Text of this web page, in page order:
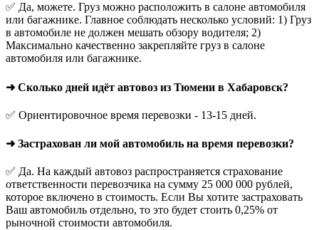
✅ Да, можете. Груз можно расположить в салоне автомобиля
или багажнике. Главное соблюдать несколько условий: 1) Груз
в автомобиле не должен мешать обзору водителя; 2)
Максимально качественно закрепляйте груз в салоне
автомобиля или багажнике.
➜ Сколько дней идёт автовоз из Тюмени в Хабаровск?
✅ Ориентировочное время перевозки - 13-15 дней.
➜ Застрахован ли мой автомобиль на время перевозки?
✅ Да. На каждый автовоз распространяется страхование
ответственности перевозчика на сумму 25 000 000 рублей,
которое включено в стоимость. Если Вы хотите застраховать
Ваш автомобиль отдельно, то это будет стоить 0,25% от
рыночной стоимости автомобиля.